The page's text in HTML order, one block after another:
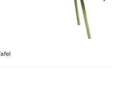
Tafel 207×100